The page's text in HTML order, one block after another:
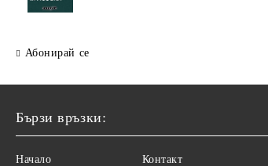
Абонирай се
Бързи връзки:
Начало Контакт